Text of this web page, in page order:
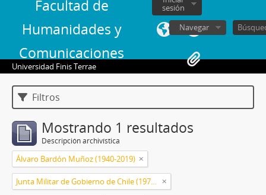
Facultad de
Humanidades y
Comunicaciones
sesión
Navegar
Universidad Finis Terrae
Filtros
Mostrando 1 resultados
Descripción archivística
Álvaro Bardón Muñoz (1940-2019)
Junta Militar de Gobierno de Chile (1973-1990)